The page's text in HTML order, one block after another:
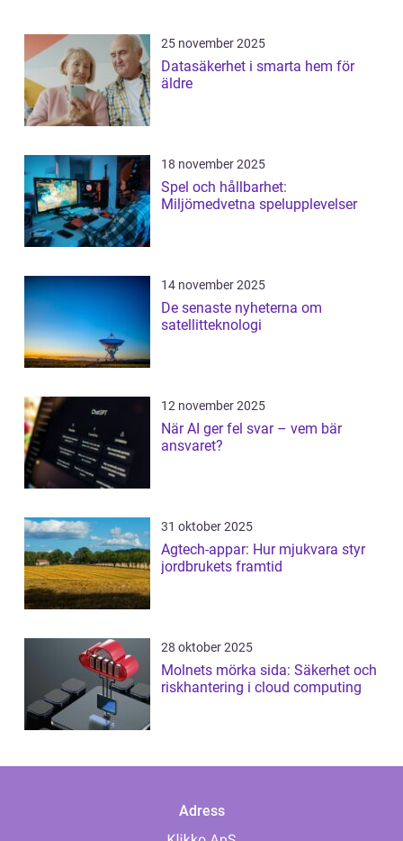
25 november 2025
Datasäkerhet i smarta hem för
äldre
18 november 2025
Spel och hållbarhet:
Miljömedvetna spelupplevelser
14 november 2025
De senaste nyheterna om
satellitteknologi
12 november 2025
När AI ger fel svar – vem bär
ansvaret?
31 oktober 2025
Agtech-appar: Hur mjukvara styr
jordbrukets framtid
28 oktober 2025
Molnets mörka sida: Säkerhet och
riskhantering i cloud computing
Adress